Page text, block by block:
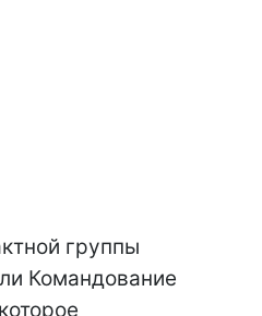
группы
Командование